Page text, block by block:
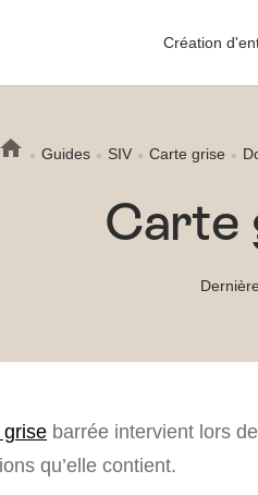
Création
Guides SIV Carte grise
Carte
barrée intervient lors
qu’elle contient.